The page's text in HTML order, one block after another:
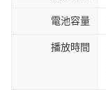
電池容量
播放時間